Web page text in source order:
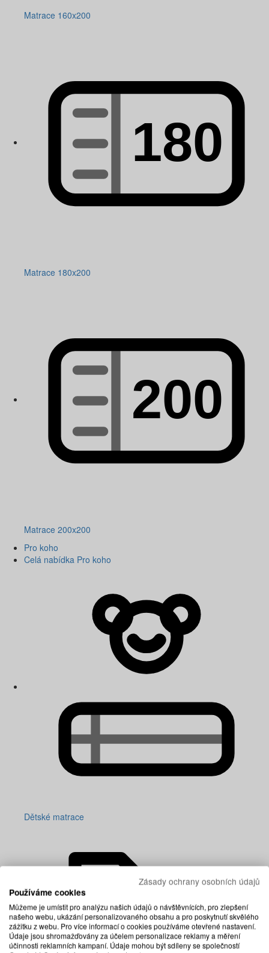
Matrace 160x200
Matrace 180x200
Matrace 200x200
Pro koho
Celá nabídka Pro koho
Dětské matrace
Zásady ochrany osobních údajů
Používáme cookies
Můžeme je umístit pro analýzu našich údajů o návštěvnících, pro zlepšení
našeho webu, ukázání personalizovaného obsahu a pro poskytnutí skvělého
zážitku z webu. Pro více informací o cookies používáme otevřené nastavení.
Údaje jsou shromažďovány za účelem personalizace reklamy a měření
účinnosti reklamních kampaní. Údaje mohou být sdíleny se společností